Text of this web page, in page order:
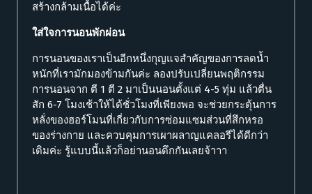
สร้างกล้ามเนื้อได้ค่ะ
ใส่ใจการนอนพักผ่อน
การนอนของเราเป็นอีกหนึ่งกุญแจสำคัญของการลดน้ำ
หนักที่เรามักมองข้ามกันค่ะ ลองปรับเปลี่ยนพฤติกรรม
การนอนจาก ตี 1 ตี 2 มาเป็นนอนตั้งแต่ 4-5 ทุ่ม แล้วตื่น
สัก 6-7 โมงเช้าให้ได้ชั่วโมงที่เพียงพอ จะช่วยกระตุ้นการ
หลั่งของฮอร์โมนที่เกี่ยวกับการซ่อมแซมส่วนที่สึกหรอ
ของร่างกาย และควบคุมการเผาผลาญแคลอรีได้ดีกว่า
เดิมค่ะ รู้แบบนี้แล้วก็อย่านอนดึกกันเลยจ้าาา